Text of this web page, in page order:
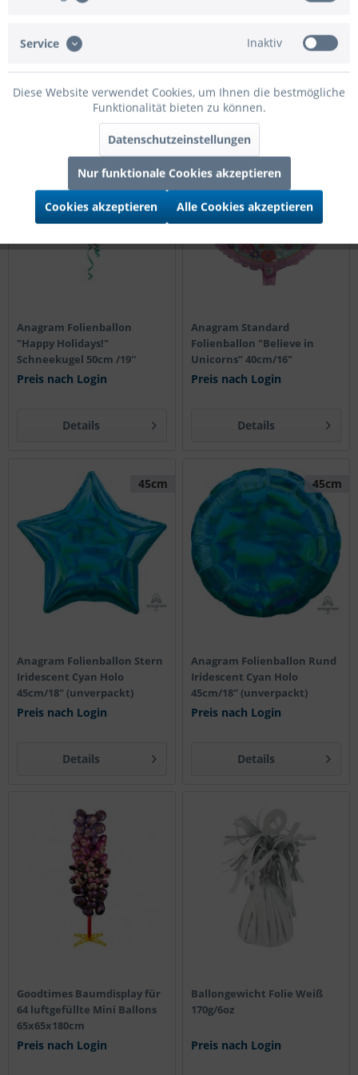
Preis nach Login
Details
Preis nach Login
Details
Anagram Folienballon
"Happy Holidays!"
Schneekugel 50cm /19''
Preis nach Login
Details
Anagram Standard
Folienballon "Believe in
Unicorns" 40cm/16"
Preis nach Login
Details
45cm
Anagram Folienballon Stern
Iridescent Cyan Holo
45cm/18" (unverpackt)
Preis nach Login
Details
45cm
Anagram Folienballon Rund
Iridescent Cyan Holo
45cm/18" (unverpackt)
Preis nach Login
Details
Goodtimes Baumdisplay für
64 luftgefüllte Mini Ballons
65x65x180cm
Preis nach Login
Ballongewicht Folie Weiß
170g/6oz
Preis nach Login
Service Inaktiv
Diese Website verwendet Cookies, um Ihnen die bestmögliche
Funktionalität bieten zu können.
Datenschutzeinstellungen
Nur funktionale Cookies akzeptieren
Cookies akzeptieren Alle Cookies akzeptieren